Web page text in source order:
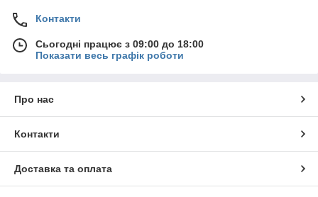
Контакти
Сьогодні працює з 09:00 до 18:00
Показати весь графік роботи
Про нас
Контакти
Доставка та оплата